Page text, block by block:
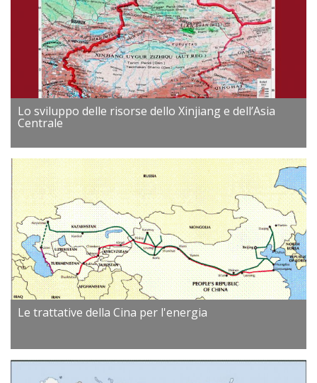
Lo sviluppo delle risorse dello Xinjiang e dell’Asia
Centrale
Le trattative della Cina per l'energia